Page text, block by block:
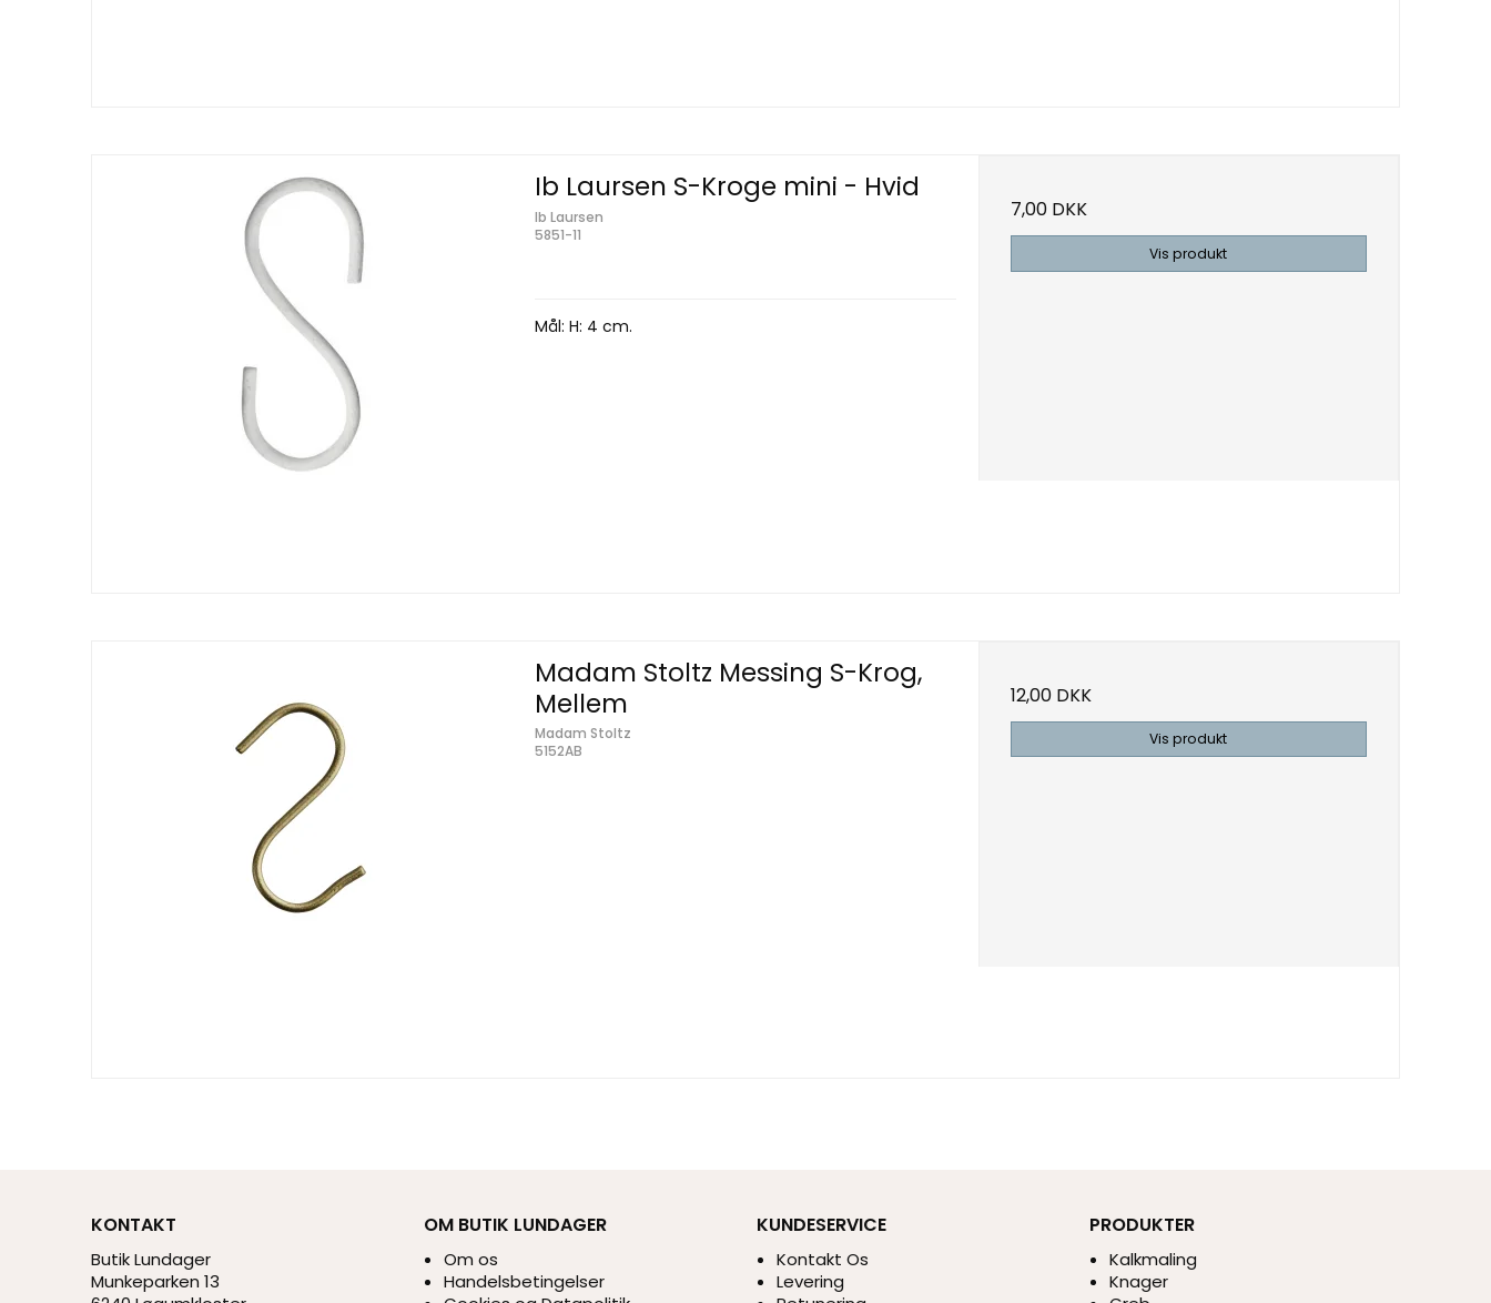
Ib Laursen S-Kroge mini - Hvid
Ib Laursen
5851-11
Mål: H: 4 cm.
7,00 DKK
Vis produkt
Madam Stoltz Messing S-Krog,
Mellem
Madam Stoltz
5152AB
12,00 DKK
Vis produkt
KONTAKT
Butik Lundager
Munkeparken 13
OM BUTIK LUNDAGER
Om os
Handelsbetingelser
KUNDESERVICE
Kontakt Os
Levering
PRODUKTER
Kalkmaling
Knager